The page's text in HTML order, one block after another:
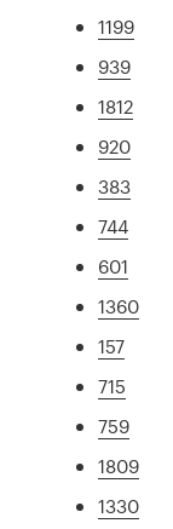
1199
939
1812
920
383
744
601
1360
157
715
759
1809
1330